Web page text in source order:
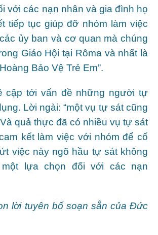
với các nạn nhân và gia đình họ
tiếp tục giúp đỡ nhóm làm việc
ủy ban và cơ quan mà chúng
Giáo Hội tại Rôma và nhất là
Bảo Vệ Trẻ Em”.
cập tới vấn đề những người tự
Lời ngài: “một vụ tự sát cũng
quả thực đã có nhiều vụ tự sát
kết làm việc với nhóm để cố
việc này ngõ hầu tự sát không
lựa chọn đối với các nạn
lời tuyên bố soạn sẵn của Đức